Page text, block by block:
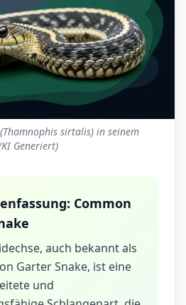
sirtalis) in seinem
Generiert)
Common
auch bekannt als
Garter Snake, ist eine
und